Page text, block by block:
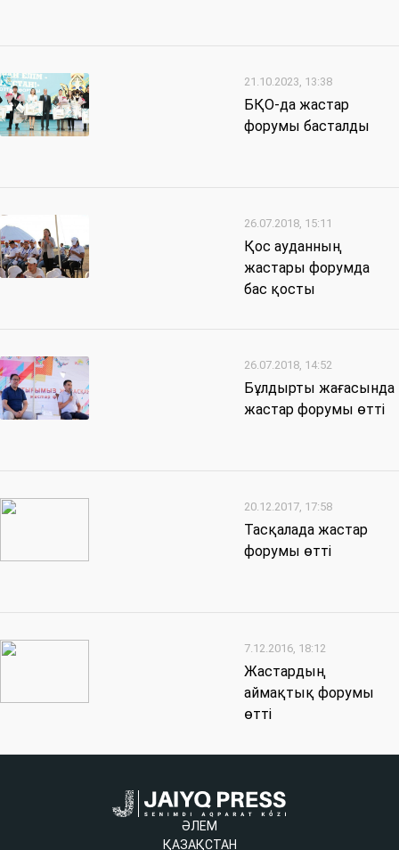
21.10.2023, 13:38
БҚО-да жастар
форумы басталды
26.07.2018, 15:11
Қос ауданның
жастары форумда
бас қосты
26.07.2018, 14:52
Бұлдырты жағасында
жастар форумы өтті
20.12.2017, 17:58
Тасқалада жастар
форумы өтті
7.12.2016, 18:12
Жастардың
аймақтық форумы
өтті
ӘЛЕМ
ҚАЗАҚСТАН